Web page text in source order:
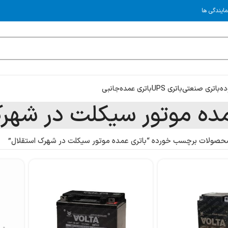
ها
باتری صنعتیباتری UPS باتری عمدهجانبی
موتور سیکلت در
برچسب خورده “باتری عمده موتور سیکلت در شهرک استقلال”